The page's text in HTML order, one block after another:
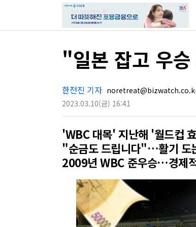
"일본 잡고 우
한전진 기자
2023.03.10(금) 16:41
'WBC 대목' 지난해 '월드컵
"순금도 드립니다"…활기 도
2009년 WBC 준우승…경제